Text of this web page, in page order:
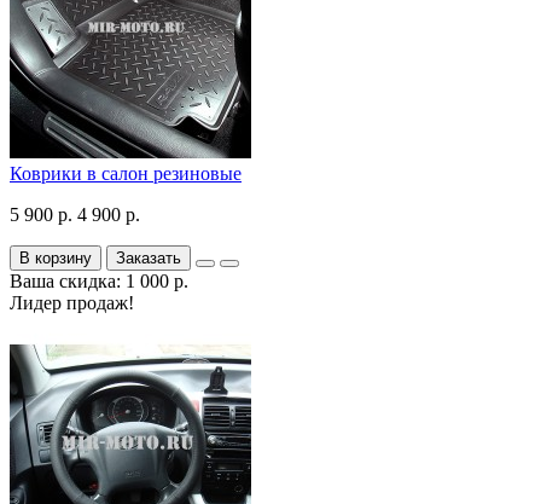
Коврики в салон резиновые
5 900 р. 4 900 р.
В корзину Заказать
Ваша скидка: 1 000 р.
Лидер продаж!